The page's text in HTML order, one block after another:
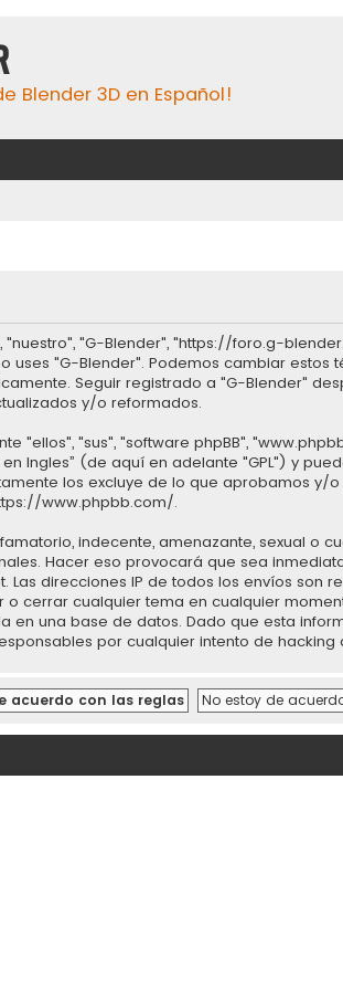
Blender 3D en Español!
"G-Blender", "https://foro.g-
uses "G-Blender". Podemos cambiar
Seguir registrado a "G-Blender"
y/o reformados.
"sus", "software phpBB",
Ingles” (de aquí en adelante "GPL") y
los excluye de lo que aprobamos
www.phpbb.com/.
indecente, amenazante, sexual o
Hacer eso provocará que sea
direcciones IP de todos los envíos son
cerrar cualquier tema en cualquier
una base de datos. Dado que esta
por cualquier intento de